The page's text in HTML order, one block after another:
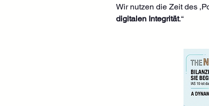
Wir nutzen die Zeit des
digitalen Integrität.“